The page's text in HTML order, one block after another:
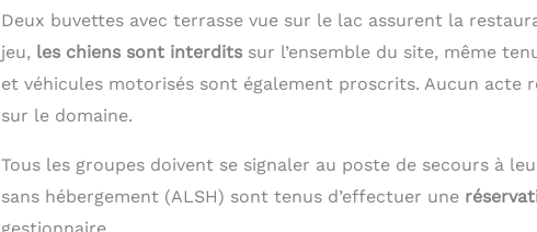
Deux buvettes avec terrasse vue sur le lac assurent la
jeu, les chiens sont interditssur l’ensemble du site, même
et véhicules motorisés sont également proscrits. Aucun acte
sur le domaine.
Tous les groupes doivent se signaler au poste de secours à
sans hébergement (ALSH) sont tenus d’effectuer une